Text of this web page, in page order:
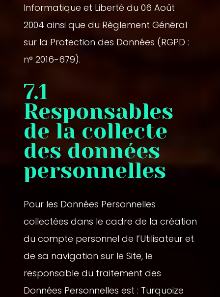
Informatique et Liberté du 06 Août
2004 ainsi que du Règlement Général
sur la Protection des Données (RGPD :
n° 2016-679).
7.1
Responsables
de la collecte
des données
personnelles
Pour les Données Personnelles
collectées dans le cadre de la création
du compte personnel de l’Utilisateur et
de sa navigation sur le Site, le
responsable du traitement des
Données Personnelles est : Turquoize